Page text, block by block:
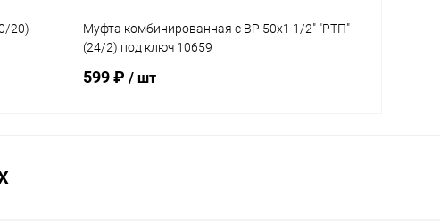
20)
Муфта комбинированная с ВР 50х1 1/2" "РТП"
(24/2) под ключ 10659
599 ₽ / шт